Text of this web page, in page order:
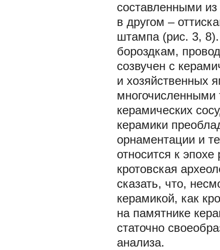
составленными
в другом –
штампа (рис. 3,
бороздкам,
созвучен с
и хозяйственных
многочисленными
керамических
керамики
орнаментации и
относится к
кротовская
сказать, что,
керамикой, как
на памятнике
статочно
анализа.